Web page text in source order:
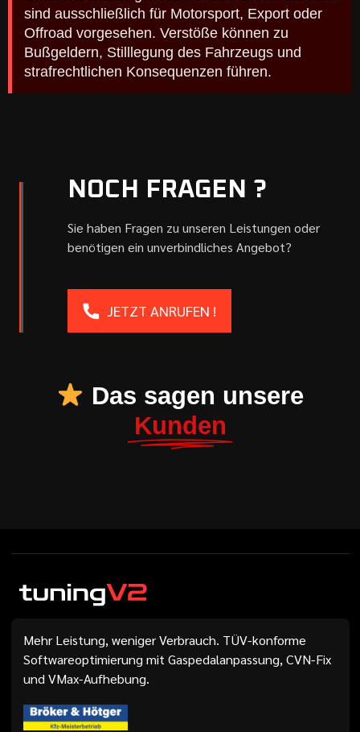
sind ausschließlich für Motorsport, Export oder
Offroad vorgesehen. Verstöße können zu
Bußgeldern, Stilllegung des Fahrzeugs und
strafrechtlichen Konsequenzen führen.
NOCH FRAGEN ?
Sie haben Fragen zu unseren Leistungen oder
benötigen ein unverbindliches Angebot?
JETZT ANRUFEN !
Das sagen unsere
Kunden
Mehr Leistung, weniger Verbrauch. TÜV-konforme
Softwareoptimierung mit Gaspedalanpassung, CVN-Fix
und VMax-Aufhebung.